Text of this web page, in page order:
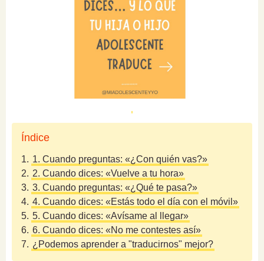
Índice
1. 1. Cuando preguntas: «¿Con quién vas?»
2. 2. Cuando dices: «Vuelve a tu hora»
3. 3. Cuando preguntas: «¿Qué te pasa?»
4. 4. Cuando dices: «Estás todo el día con el móvil»
5. 5. Cuando dices: «Avísame al llegar»
6. 6. Cuando dices: «No me contestes así»
7. ¿Podemos aprender a "traducirnos" mejor?